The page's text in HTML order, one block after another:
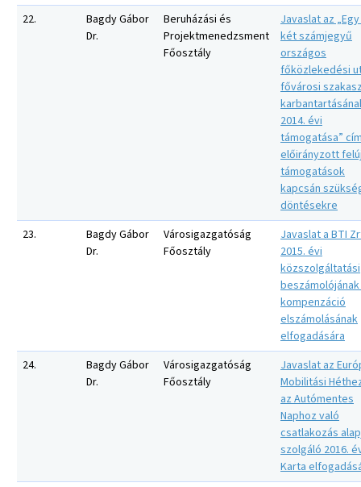
22.
Bagdy Gábor
Dr.
Beruházási és
Projektmenedzsment
Főosztály
Javaslat az
két számjegyű
országos
főközlekedési
fővárosi
2014. évi
támogatása”
előirányzott
támogatások
kapcsán
döntésekre
23.
Bagdy Gábor
Dr.
Városigazgatóság
Főosztály
Javaslat a BTI
2015. évi
közszolgáltatási
kompenzáció
elszámolásának
elfogadására
24.
Bagdy Gábor
Dr.
Városigazgatóság
Főosztály
Javaslat az
Mobilitási
az Autómentes
Naphoz való
csatlakozás
szolgáló 2016.
Karta